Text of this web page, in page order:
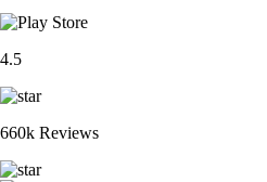
4.5
660k Reviews